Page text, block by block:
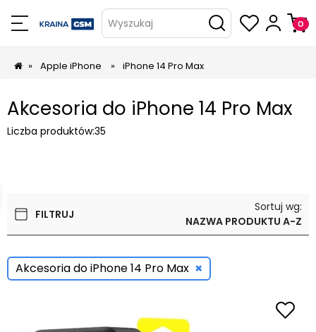
Wyszukaj
» Apple iPhone » iPhone 14 Pro Max
Akcesoria do iPhone 14 Pro Max
Liczba produktów:35
FILTRUJ
Sortuj wg:
NAZWA PRODUKTU A-Z
Akcesoria do iPhone 14 Pro Max ×